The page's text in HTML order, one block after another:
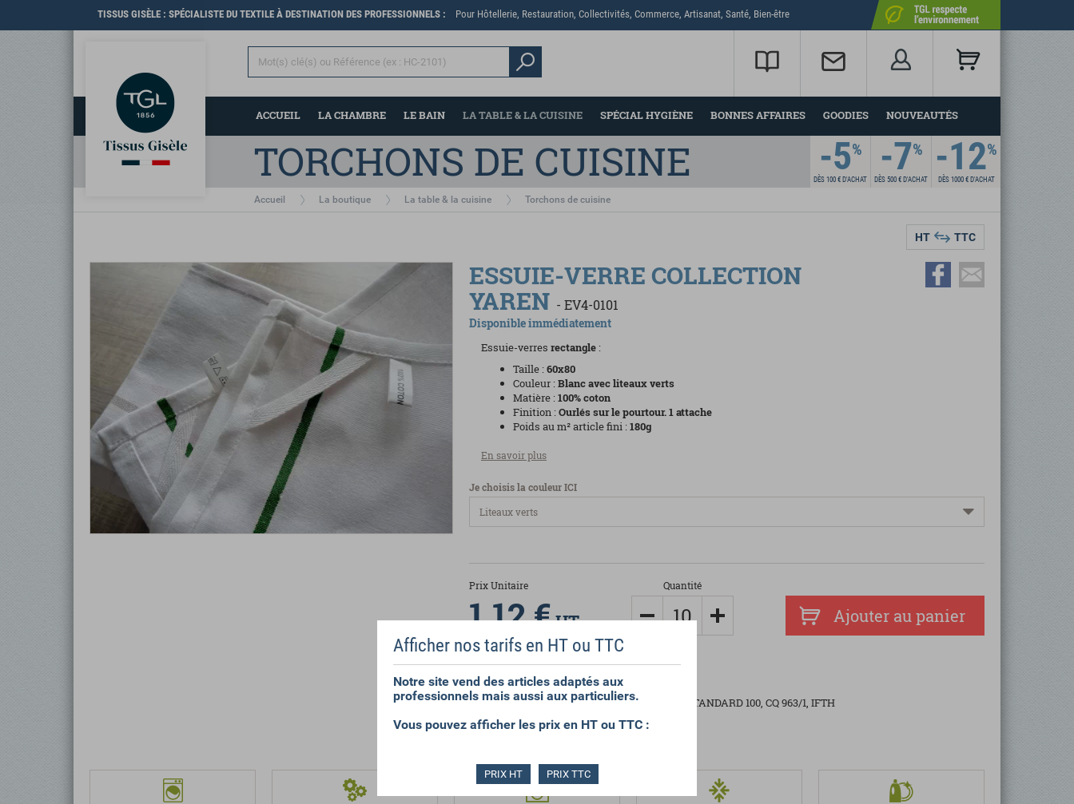
ACCUEIL LA CHAMBRE LE BAIN LA TABLE & LA CUISINE SPÉCIAL HYGIÈNE BONNES AFFAIRES GOODIES NOUVEAUTÉS
TORCHONS DE CUISINE
Accueil La boutique La table & la cuisine Torchons de cuisine
HT TTC
ESSUIE-VERRE COLLECTION
YAREN - EV4-0101
Disponible immédiatement
Partager sur Facebook
Partager par email
Essuie-verres rectangle :
Taille :60x80
Couleur :Blanc avec liteaux verts
Matière :100% coton
Finition :Ourlés sur le pourtour. 1 attache
Poids au m² article fini :180g
En savoir plus
Je choisis la couleur ICI
Prix Unitaire
1,12 €HT
Quantité
Ajouter au panier
Article labellisé OEKO-TEX® STANDARD 100, CQ 963/1, IFTH
TISSUS GISÈLE : SPÉCIALISTE DU TEXTILE À DESTINATION DES PROFESSIONNELS : Pour Hôtellerie, Restauration, Collectivités, Commerce, Artisanat, Santé, Bien-être
-5%
DÈS 100 € D'ACHAT
-7%
DÈS 500 € D'ACHAT
-12%
DÈS 1000 € D'ACHAT
Afficher nos tarifs en HT ou TTC
Notre site vend des articles adaptés aux
professionnels mais aussi aux particuliers.
Vous pouvez afficher les prix en HT ou TTC :
PRIX HT PRIX TTC